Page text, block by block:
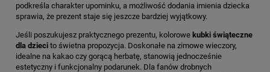
podkreśla charakter upominku, a możliwość dodania imienia dziecka
sprawia, że prezent staje się jeszcze bardziej wyjątkowy.
Jeśli poszukujesz praktycznego prezentu, kolorowe kubki świąteczne
dla dzieci to świetna propozycja. Doskonałe na zimowe wieczory,
idealne na kakao czy gorącą herbatę, stanowią jednocześnie
estetyczny i funkcjonalny podarunek. Dla fanów drobnych